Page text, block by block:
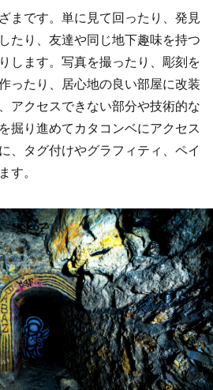
まです。単に見て回ったり、発見
たり、友達や同じ地下趣味を持つ
します。写真を撮ったり、彫刻を
ったり、居心地の良い部屋に改装
アクセスできない部分や技術的な
掘り進めてカタコンベにアクセス
、タグ付けやグラフィティ、ペイ
す。